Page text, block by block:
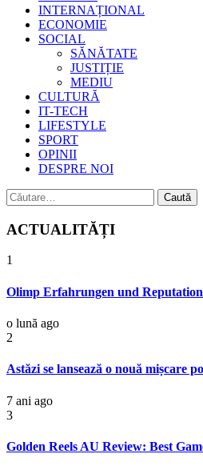
INTERNAȚIONAL
ECONOMIE
SOCIAL
SĂNĂTATE
JUSTIȚIE
MEDIU
CULTURĂ
IT-TECH
LIFESTYLE
SPORT
OPINII
DESPRE NOI
Caută
după:
ACTUALITĂȚI
1
Olimp Erfahrungen und
o lună ago
2
Astăzi se lansează o nouă mișcare
7 ani ago
3
Golden Reels AU Review: Best